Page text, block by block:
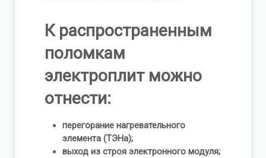
К распространенным
поломкам
электроплит можно
отнести:
перегорание нагревательного
элемента (ТЭНа);
выход из строя электронного модуля;